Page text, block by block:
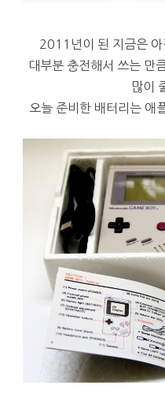
2011년이 된 지금은 아
대부분 충전해서 쓰는 만
많이
오늘 준비한 배터리는 애